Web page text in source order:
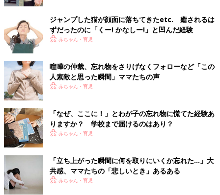
ジャンプした猫が顔面に落ちてきたetc. 癒されるは
ずだったのに「くー! かなしー!」と凹んだ経験
赤ちゃん・育児
喧嘩の仲裁、忘れ物をさりげなくフォローなど「この
人素敵と思った瞬間」ママたちの声
赤ちゃん・育児
「なぜ、ここに！」とわが子の忘れ物に慌てた経験あ
りますか？ 学校まで届けるのはあり？
赤ちゃん・育児
「立ち上がった瞬間に何を取りにいくか忘れた…」大
共感、ママたちの「悲しいとき」あるある
赤ちゃん・育児